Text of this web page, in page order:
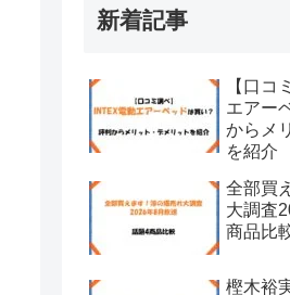
新着記事
【口コ
エアー
からメ
を紹介
全部買
大調査
商品比
樫木裕